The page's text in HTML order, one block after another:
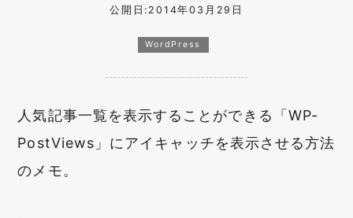
公開日:2014年03月29日
WordPress
人気記事一覧を表示することができる「WP-
PostViews」にアイキャッチを表示させる方法
のメモ。